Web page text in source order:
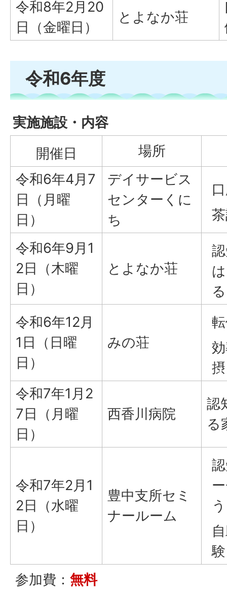
令和8年2月20
日（金曜日）
とよなか荘
令和6年度
実施施設・内容
開催日
場所
令和6年4月7
日（月曜
日）
デイサービス
センターくに
ち
令和6年9月1
2日（木曜
日）
とよなか荘
令和6年12月
1日（日曜
日）
みの荘
令和7年1月2
7日（月曜
日）
西香川病院
認
る
令和7年2月1
2日（水曜
日）
豊中支所セミ
ナールーム
参加費： 無料